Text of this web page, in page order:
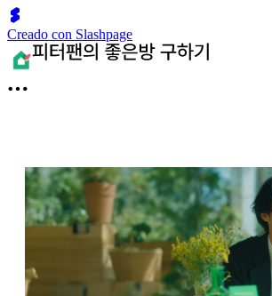
Creado con Slashpage